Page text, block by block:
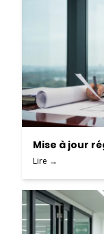
Mise à jour
Lire →